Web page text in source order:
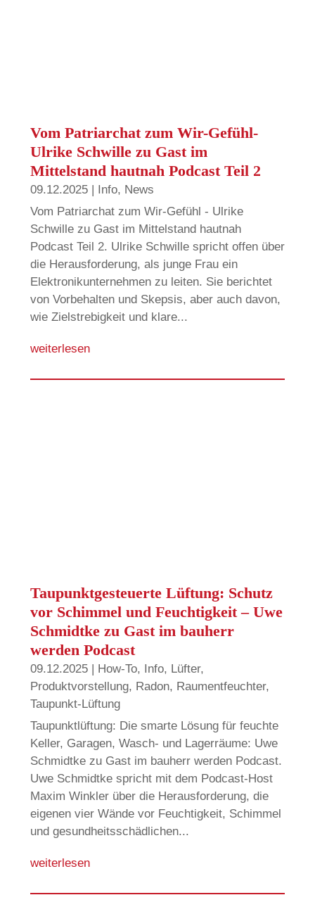
Vom Patriarchat zum Wir-Gefühl-
Ulrike Schwille zu Gast im
Mittelstand hautnah Podcast Teil 2
09.12.2025| Info, News
Vom Patriarchat zum Wir-Gefühl - Ulrike
Schwille zu Gast im Mittelstand hautnah
Podcast Teil 2. Ulrike Schwille spricht offen über
die Herausforderung, als junge Frau ein
Elektronikunternehmen zu leiten. Sie berichtet
von Vorbehalten und Skepsis, aber auch davon,
wie Zielstrebigkeit und klare...
weiterlesen
Taupunktgesteuerte Lüftung: Schutz
vor Schimmel und Feuchtigkeit – Uwe
Schmidtke zu Gast im bauherr
werden Podcast
09.12.2025| How-To, Info, Lüfter,
Produktvorstellung, Radon, Raumentfeuchter,
Taupunkt-Lüftung
Taupunktlüftung: Die smarte Lösung für feuchte
Keller, Garagen, Wasch- und Lagerräume: Uwe
Schmidtke zu Gast im bauherr werden Podcast.
Uwe Schmidtke spricht mit dem Podcast-Host
Maxim Winkler über die Herausforderung, die
eigenen vier Wände vor Feuchtigkeit, Schimmel
und gesundheitsschädlichen...
weiterlesen